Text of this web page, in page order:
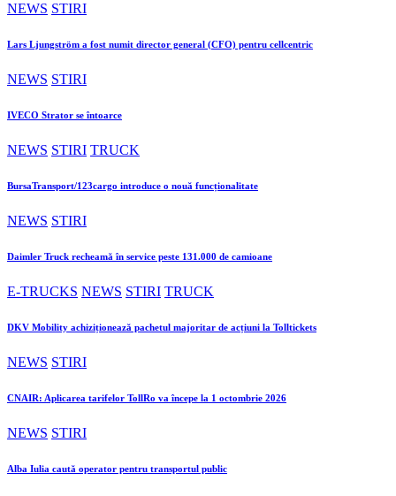
NEWS STIRI
Lars Ljungström a fost numit director general (CFO) pentru cellcentric
NEWS STIRI
IVECO Strator se întoarce
NEWS STIRI TRUCK
BursaTransport/123cargo introduce o nouă funcționalitate
NEWS STIRI
Daimler Truck recheamă în service peste 131.000 de camioane
E-TRUCKS NEWS STIRI TRUCK
DKV Mobility achiziționează pachetul majoritar de acțiuni la Tolltickets
NEWS STIRI
CNAIR: Aplicarea tarifelor TollRo va începe la 1 octombrie 2026
NEWS STIRI
Alba Iulia caută operator pentru transportul public